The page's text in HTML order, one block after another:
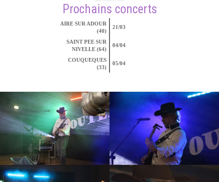
Prochains concerts
AIRE SUR ADOUR
(40)
21/03
SAINT PEE SUR
NIVELLE (64)
04/04
COUQUEQUES
(33)
05/04